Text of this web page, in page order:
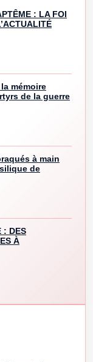
: LA FOI
mémoire
de la guerre
à main
de
: DES
À